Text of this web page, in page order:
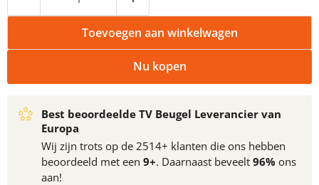
Toevoegen aan winkelwagen
Nu kopen
Best beoordeelde TV Beugel Leverancier van
Europa
Wij zijn trots op de 2514+ klanten die ons hebben
beoordeeld met een 9+. Daarnaast beveelt 96% ons
aan!